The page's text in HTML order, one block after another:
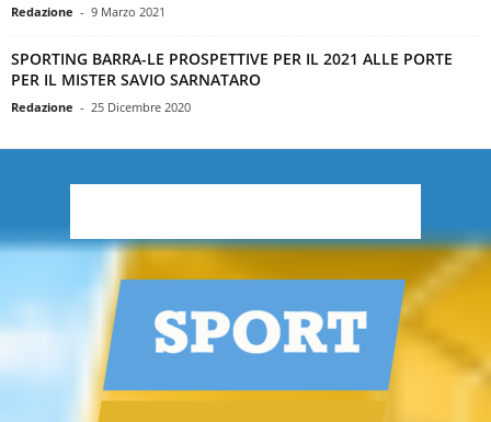
Redazione - 9 Marzo 2021
SPORTING BARRA-LE PROSPETTIVE PER IL 2021 ALLE PORTE
PER IL MISTER SAVIO SARNATARO
Redazione - 25 Dicembre 2020